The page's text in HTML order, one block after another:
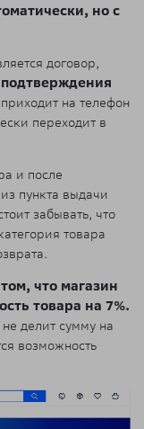
но с
договор,
подтверждения
на телефон
переходит в
и после
пункта выдачи
забывать, что
товара
что магазин
товара на 7%.
делит сумму на
возможность